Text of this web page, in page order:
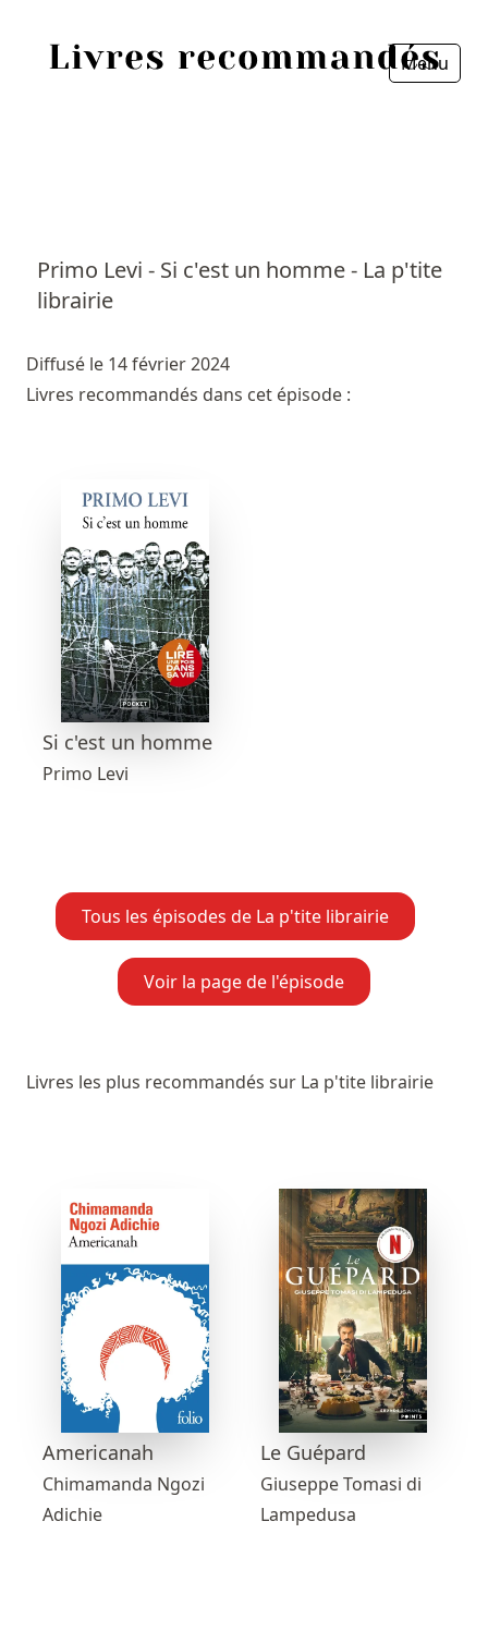
Menu
Primo Levi - Si c'est un homme - La p'tite
librairie
Diffusé le 14 février 2024
Livres recommandés dans cet épisode :
Si c'est un homme
Primo Levi
Tous les épisodes de La p'tite librairie
Voir la page de l'épisode
Livres les plus recommandés sur La p'tite librairie
Americanah
Chimamanda Ngozi
Adichie
Le Guépard
Giuseppe Tomasi di
Lampedusa
Personnes
Livres
Fermer